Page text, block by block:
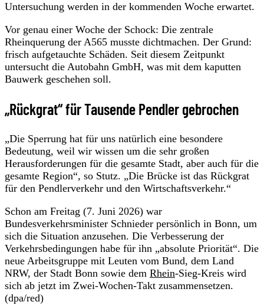
Untersuchung werden in der kommenden Woche erwartet.
Vor genau einer Woche der Schock: Die zentrale
Rheinquerung der A565 musste dichtmachen. Der Grund:
frisch aufgetauchte Schäden. Seit diesem Zeitpunkt
untersucht die Autobahn GmbH, was mit dem kaputten
Bauwerk geschehen soll.
„Rückgrat“ für Tausende Pendler gebrochen
„Die Sperrung hat für uns natürlich eine besondere
Bedeutung, weil wir wissen um die sehr großen
Herausforderungen für die gesamte Stadt, aber auch für die
gesamte Region“, so Stutz. „Die Brücke ist das Rückgrat
für den Pendlerverkehr und den Wirtschaftsverkehr.“
Schon am Freitag (7. Juni 2026) war
Bundesverkehrsminister Schnieder persönlich in Bonn, um
sich die Situation anzusehen. Die Verbesserung der
Verkehrsbedingungen habe für ihn „absolute Priorität“. Die
neue Arbeitsgruppe mit Leuten vom Bund, dem Land
NRW, der Stadt Bonn sowie dem Rhein-Sieg-Kreis wird
sich ab jetzt im Zwei-Wochen-Takt zusammensetzen.
(dpa/red)